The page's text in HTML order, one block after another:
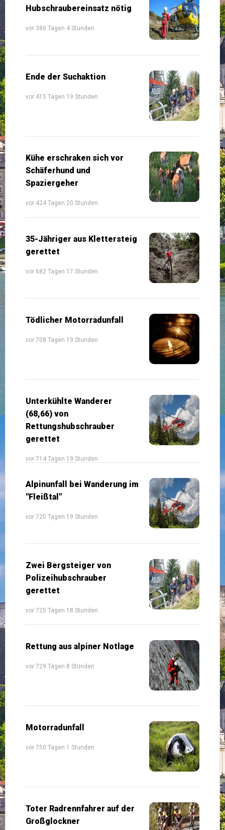
Hubschraubereinsatz nötig
vor 386 Tagen 4 Stunden
Ende der Suchaktion
vor 415 Tagen 19 Stunden
Kühe erschraken sich vor
Schäferhund und
Spaziergeher
vor 424 Tagen 20 Stunden
35-Jähriger aus Klettersteig
gerettet
vor 682 Tagen 17 Stunden
Tödlicher Motorradunfall
vor 708 Tagen 19 Stunden
Unterkühlte Wanderer
(68,66) von
Rettungshubschrauber
gerettet
vor 714 Tagen 19 Stunden
Alpinunfall bei Wanderung im
"Fleißtal"
vor 720 Tagen 19 Stunden
Zwei Bergsteiger von
Polizeihubschrauber
gerettet
vor 725 Tagen 18 Stunden
Rettung aus alpiner Notlage
vor 729 Tagen 8 Stunden
Motorradunfall
vor 750 Tagen 1 Stunden
Toter Radrennfahrer auf der
Großglockner